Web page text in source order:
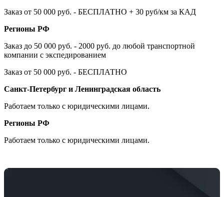
Заказ от 50 000 руб. - БЕСПЛАТНО + 30 руб/км за КАД
Регионы РФ
Заказ до 50 000 руб. - 2000 руб. до любой транспортной
компании с экспедированием
Заказ от 50 000 руб. - БЕСПЛАТНО
Санкт-Петербург и Ленинградская область
Работаем только с юридическими лицами.
Регионы РФ
Работаем только с юридическими лицами.